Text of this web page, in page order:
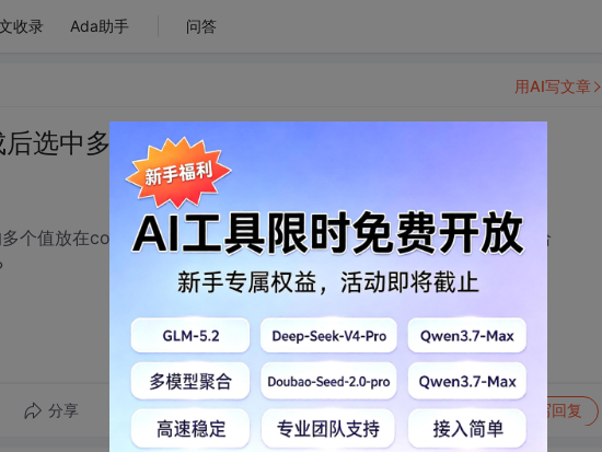
收录 Ada助手 问答
选中多个值
个值放在cookie中，当下次用户打开时，取出cookie中的值，并赋给
分享 转发到动态 举报 写回复
用AI写文章